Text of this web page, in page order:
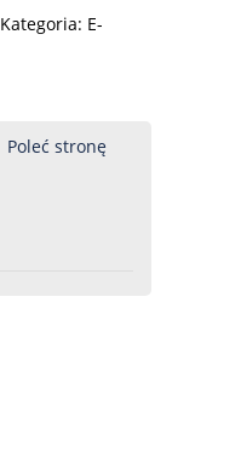
Kategoria: E-
Poleć stronę